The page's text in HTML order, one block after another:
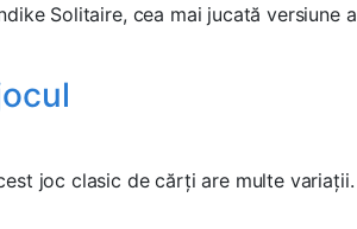
Solitaire, cea mai jucată versiune a
joc clasic de cărți are multe variații.